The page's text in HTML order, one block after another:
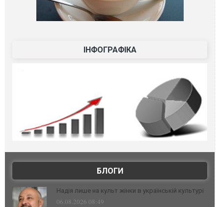
ІНФОГРАФІКА
БЛОГИ
Надія лише на культ жінки в українській культурі
06.08.2026 08:49